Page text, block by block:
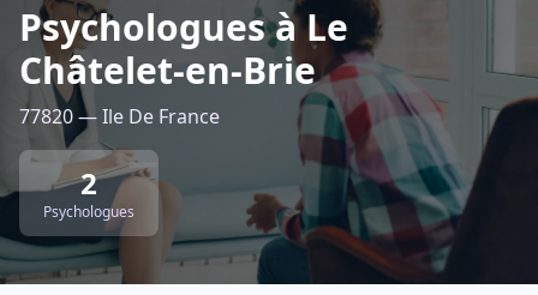
Psychologues à Le
Châtelet-en-Brie
77820 — Ile De France
2
Psychologues